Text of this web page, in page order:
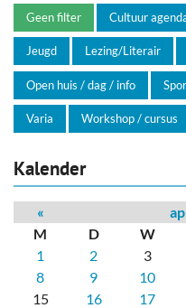
Geen filter Cultuur
Jeugd Lezing/Literair
Open huis / dag / info
Varia Workshop / cursus
Kalender
«
M
D W
1
2 3
8
9 10
15
16 17